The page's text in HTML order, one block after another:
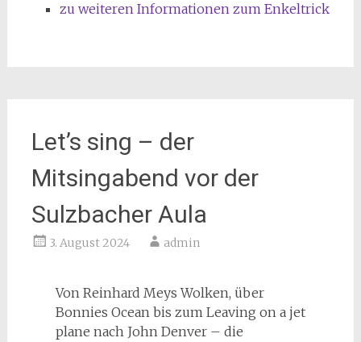
zu weiteren Informationen zum Enkeltrick
Let’s sing – der
Mitsingabend vor der
Sulzbacher Aula
3. August 2024 admin
Von Reinhard Meys Wolken, über
Bonnies Ocean bis zum Leaving on a jet
plane nach John Denver – die